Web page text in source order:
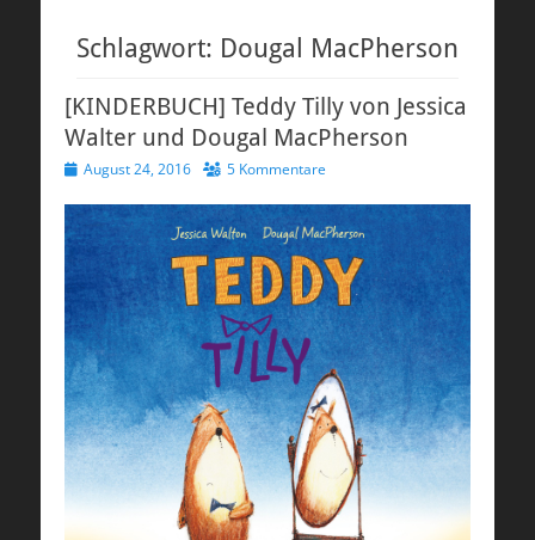
Schlagwort: Dougal MacPherson
[KINDERBUCH] Teddy Tilly von Jessica
Walter und Dougal MacPherson
Veröffentlicht
August 24, 2016 5 Kommentare